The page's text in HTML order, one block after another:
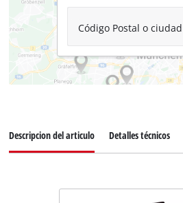
Código Postal o ciudad
Descripcion del articulo Detalles técnicos